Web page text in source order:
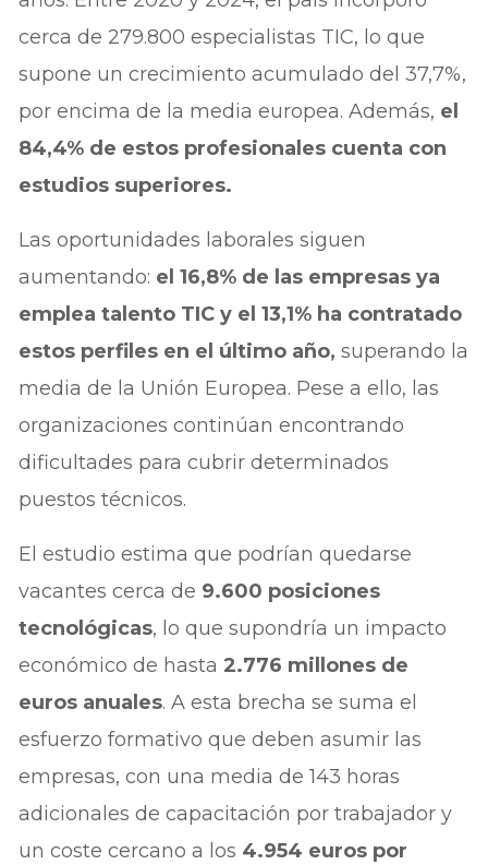
cerca de 279.800 especialistas TIC, lo que
supone un crecimiento acumulado del 37,7%,
por encima de la media europea. Además, el
84,4% de estos profesionales cuenta con
estudios superiores.
Las oportunidades laborales siguen
aumentando: el 16,8% de las empresas ya
emplea talento TIC y el 13,1% ha contratado
estos perfiles en el último año,superando la
media de la Unión Europea. Pese a ello, las
organizaciones continúan encontrando
dificultades para cubrir determinados
puestos técnicos.
El estudio estima que podrían quedarse
vacantes cerca de 9.600 posiciones
tecnológicas, lo que supondría un impacto
económico de hasta2.776 millones de
euros anuales. A esta brecha se suma el
esfuerzo formativo que deben asumir las
empresas, con una media de 143 horas
adicionales de capacitación por trabajador y
un coste cercano a los 4.954 euros por